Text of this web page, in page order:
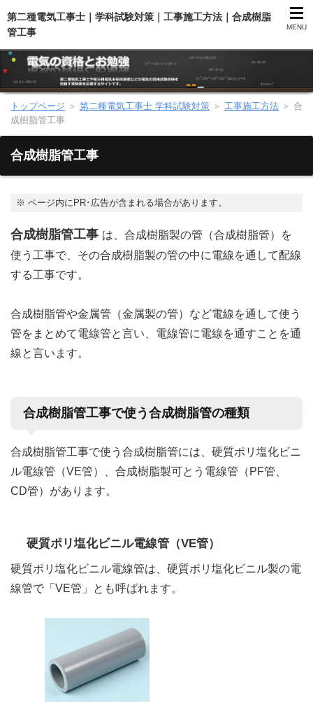
第二種電気工事士｜学科試験対策｜工事施工方法｜合成樹脂
管工事
MENU
第二種電気工事士（総合）
第二種電気工事士（学科試験）
電気のお勉強
トップページ ＞ 第二種電気工事士 学科試験対策 ＞ 工事施工方法 ＞ 合
成樹脂管工事
合成樹脂管工事
※ ページ内にPR･広告が含まれる場合があります。
合成樹脂管工事 は、合成樹脂製の管（合成樹脂管）を
使う工事で、その合成樹脂製の管の中に電線を通して配線
する工事です。
合成樹脂管や金属管（金属製の管）など電線を通して使う
管をまとめて電線管と言い、電線管に電線を通すことを通
線と言います。
合成樹脂管工事で使う合成樹脂管の種類
合成樹脂管工事で使う合成樹脂管には、硬質ポリ塩化ビニ
ル電線管（VE管）、合成樹脂製可とう電線管（PF管、
CD管）があります。
硬質ポリ塩化ビニル電線管（VE管）
硬質ポリ塩化ビニル電線管は、硬質ポリ塩化ビニル製の電
線管で「VE管」とも呼ばれます。